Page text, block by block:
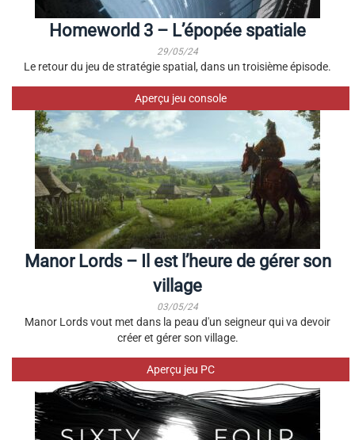
Homeworld 3 – L’épopée spatiale
29/05/24
Le retour du jeu de stratégie spatial, dans un troisième épisode.
Aperçu jeu console
Manor Lords – Il est l’heure de gérer son
village
03/05/24
Manor Lords vout met dans la peau d'un seigneur qui va devoir
créer et gérer son village.
Aperçu jeu PC